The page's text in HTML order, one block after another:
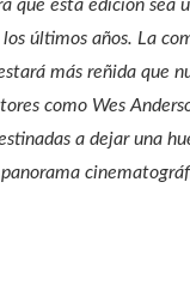
que esta edición sea
últimos años. La
más reñida que
como Wes
a dejar una